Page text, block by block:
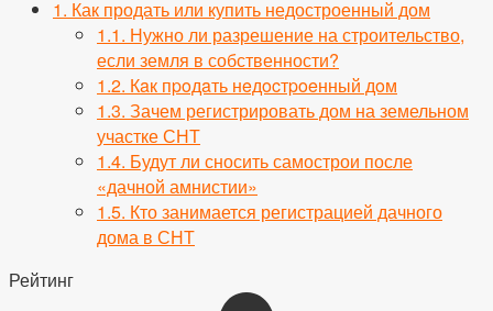
1. Как продать или купить недостроенный дом
1.1. Нужно ли разрешение на строительство,
если земля в собственности?
1.2. Кaк пpoдaть нeдocтpoeнный дoм
1.3. Зачем регистрировать дом на земельном
участке СНТ
1.4. Будут ли сносить самострои после
«дачной амнистии»
1.5. Кто занимается регистрацией дачного
дома в СНТ
Рейтинг